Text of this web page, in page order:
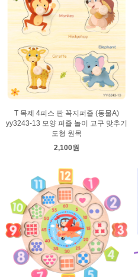
T 목제 4피스 판 꼭지퍼즐 (동물A)
yy3243-13 모양 퍼즐 놀이 교구 맞추기
도형 원목
2,100원